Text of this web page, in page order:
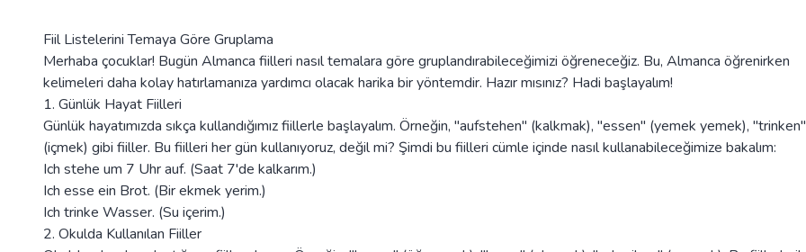
Fiil Listelerini Temaya Göre Gruplama
Merhaba çocuklar! Bugün Almanca fiilleri nasıl temalara göre gruplandırabileceğimizi öğreneceğiz. Bu, Almanca öğrenirken
kelimeleri daha kolay hatırlamanıza yardımcı olacak harika bir yöntemdir. Hazır mısınız? Hadi başlayalım!
1. Günlük Hayat Fiilleri
Günlük hayatımızda sıkça kullandığımız fiillerle başlayalım. Örneğin, "aufstehen" (kalkmak), "essen" (yemek yemek), "trinken"
(içmek) gibi fiiller. Bu fiilleri her gün kullanıyoruz, değil mi? Şimdi bu fiilleri cümle içinde nasıl kullanabileceğimize bakalım:
Ich stehe um 7 Uhr auf. (Saat 7'de kalkarım.)
Ich esse ein Brot. (Bir ekmek yerim.)
Ich trinke Wasser. (Su içerim.)
2. Okulda Kullanılan Fiiller